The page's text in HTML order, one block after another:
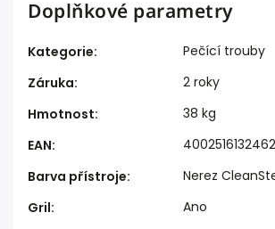
Doplňkové parametry
Kategorie:
Pečící trouby
Záruka:
2 roky
Hmotnost:
38 kg
EAN:
4002516132462
Barva přístroje:
Nerez
Gril: Ano